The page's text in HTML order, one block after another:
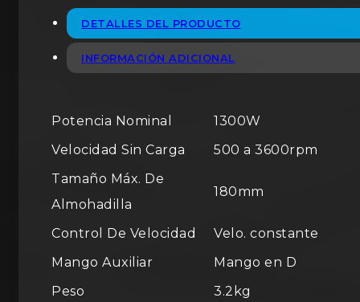
DETALLES DEL PRODUCTO
INFORMACIÓN ADICIONAL
Potencia Nominal
1300W
Velocidad Sin Carga
500 a 3600rpm
Tamaño Máx. De
Almohadilla
180mm
Control De Velocidad
Velo. constante
Mango Auxiliar
Mango en D
Peso
3.2kg